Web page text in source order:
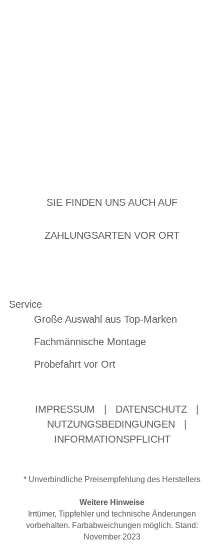
SIE FINDEN UNS AUCH AUF
ZAHLUNGSARTEN VOR ORT
Service
Große Auswahl aus Top-Marken
Fachmännische Montage
Probefahrt vor Ort
IMPRESSUM DATENSCHUTZ
NUTZUNGSBEDINGUNGEN
INFORMATIONSPFLICHT
* Unverbindliche Preisempfehlung des Herstellers
Weitere Hinweise
Irrtümer, Tippfehler und technische Änderungen
vorbehalten. Farbabweichungen möglich. Stand:
November 2023